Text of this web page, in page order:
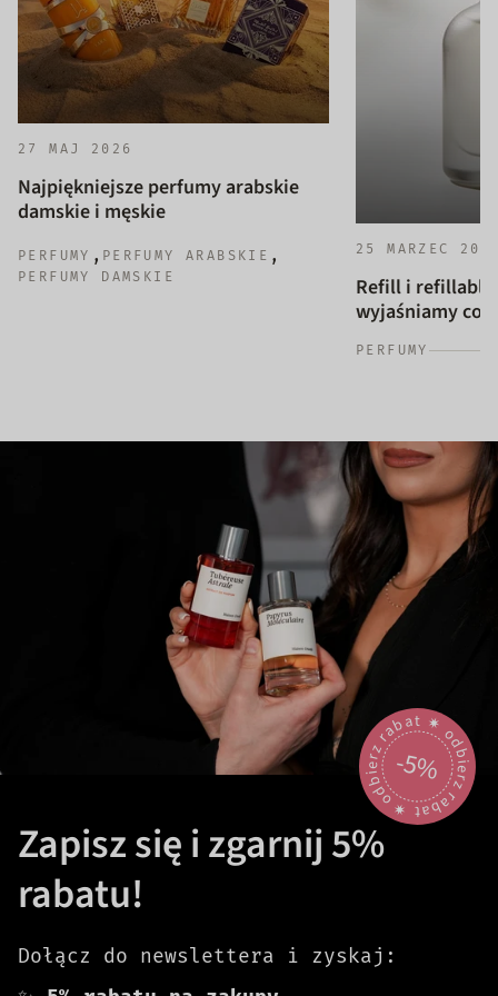
27 MAJ 2026
Najpiękniejsze perfumy arabskie
damskie i męskie
PERFUMY , PERFUMY ARABSKIE ,
PERFUMY DAMSKIE
25 MARZEC
Refill i refillable
wyjaśniamy co
PERFUMY
odbierz rabat 🟎 odbierz rabat 🟎
-5%
Zapisz się i zgarnij 5%
rabatu!
Dołącz do newslettera i zyskaj: